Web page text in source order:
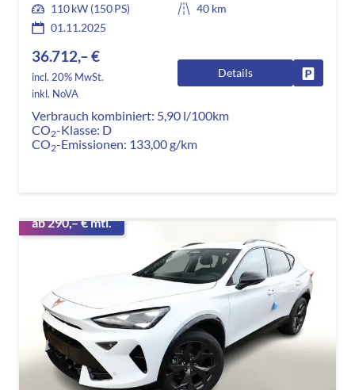
110 kW (150 PS)
40 km
01.11.2025
36.712,– €
incl. 20% MwSt.
inkl. NoVA
Details
Verbrauch kombiniert: 5,90 l/100km
CO2-Klasse: D
CO2-Emissionen: 133,00 g/km
ab 290,– € mtl.